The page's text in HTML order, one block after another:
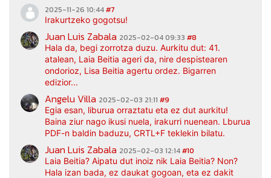
2025-11-26 10:44#7
Irakurtzeko gogotsu!
Juan Luis Zabala 2025-02-04 09:33 #8
Hala da, begi zorrotza duzu. Aurkitu dut: 41.
atalean, Laia Beitia ageri da, nire despistearen
ondorioz, Lisa Beitia agertu ordez. Bigarren
edizior...
Angelu Villa 2025-02-03 21:11 #9
Egia esan, liburua orraztatu eta ez dut aurkitu!
Baina ziur nago ikusi nuela, irakurri nuenean. Lburua
PDF-n baldin baduzu, CRTL+F teklekin bilatu.
Juan Luis Zabala 2025-02-03 12:14#10
Laia Beitia? Aipatu dut inoiz nik Laia Beitia? Non?
Hala izan bada, ez daukat gogoan, eta ez dakit